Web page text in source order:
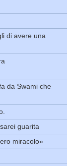
di avere una
da Swami che
guarita
miracolo»